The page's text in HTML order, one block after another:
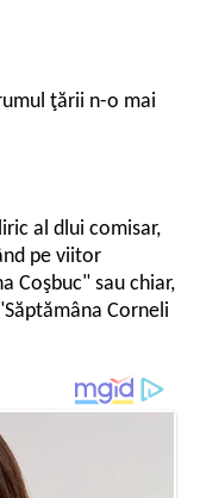
ţării n-o mai
al dlui comisar,
pe viitor
Coşbuc" sau chiar,
Corneli